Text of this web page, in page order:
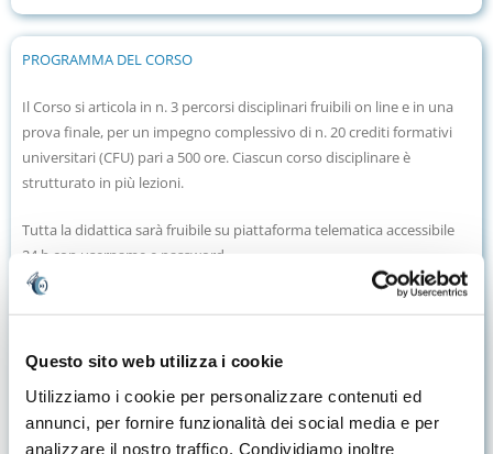
Questo sito web utilizza i cookie
Utilizziamo i cookie per personalizzare contenuti ed
annunci, per fornire funzionalità dei social media e per
analizzare il nostro traffico. Condividiamo inoltre
PROGRAMMA DEL CORSO
Il Corso si articola in n. 3 percorsi disciplinari fruibili on line e in una
prova finale, per un impegno complessivo di n. 20 crediti formativi
universitari (CFU) pari a 500 ore. Ciascun corso disciplinare è
strutturato in più lezioni.
Tutta la didattica sarà fruibile su piattaforma telematica accessibile
24 h con username e password.
Il quadro complessivo delle attività didattiche e dei rispettivi CFU è il
Pedagogia della scuola